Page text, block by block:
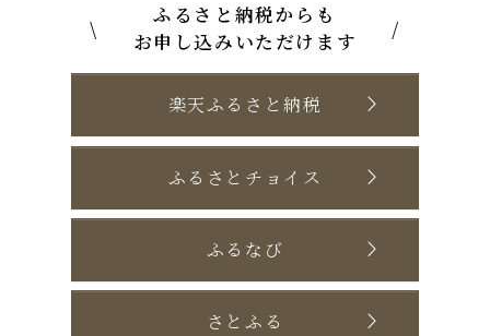
\
ふるさと納税からも
お申し込みいただけます
/
楽天ふるさと納税
ふるさとチョイス
ふるなび
さとふる